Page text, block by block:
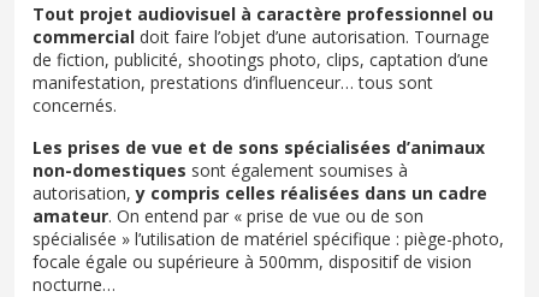
Tout projet audiovisuel à caractère professionnel ou
commercial doit faire l’objet d’une autorisation. Tournage
de fiction, publicité, shootings photo, clips, captation d’une
manifestation, prestations d’influenceur… tous sont
concernés.
Les prises de vue et de sons spécialisées d’animaux
non-domestiques sont également soumises à
autorisation,y compris celles réalisées dans un cadre
amateur. On entend par « prise de vue ou de son
spécialisée » l’utilisation de matériel spécifique : piège-photo,
focale égale ou supérieure à 500mm, dispositif de vision
nocturne…